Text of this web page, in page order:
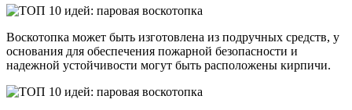
Воскотопка может быть изготовлена из подручных средств, у
основания для обеспечения пожарной безопасности и
надежной устойчивости могут быть расположены кирпичи.